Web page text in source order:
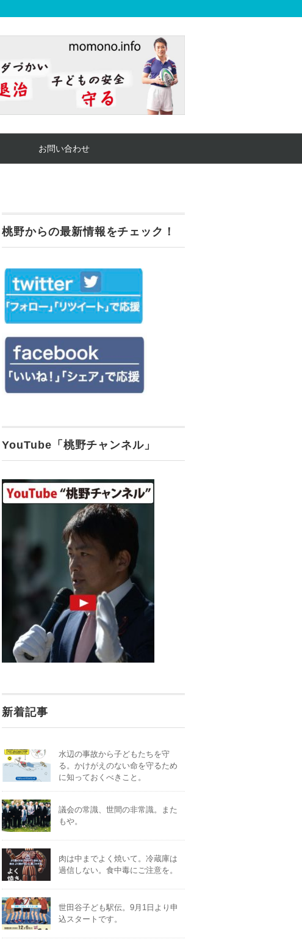
お問い合わせ
桃野からの最新情報をチェック！
YouTube「桃野チャンネル」
新着記事
水辺の事故から子どもたちを守
る。かけがえのない命を守るため
に知っておくべきこと。
議会の常識、世間の非常識。また
もや。
肉は中までよく焼いて。冷蔵庫は
過信しない。食中毒にご注意を。
世田谷子ども駅伝。9月1日より申
込スタートです。